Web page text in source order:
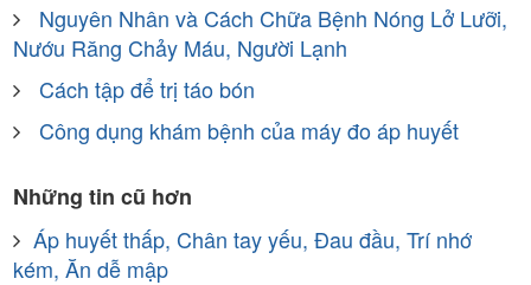
Nguyên Nhân và Cách Chữa Bệnh Nóng Lở Lưỡi,
Nướu Răng Chảy Máu, Người Lạnh
Cách tập để trị táo bón
Công dụng khám bệnh của máy đo áp huyết
Những tin cũ hơn
Áp huyết thấp, Chân tay yếu, Đau đầu, Trí nhớ
kém, Ăn dễ mập